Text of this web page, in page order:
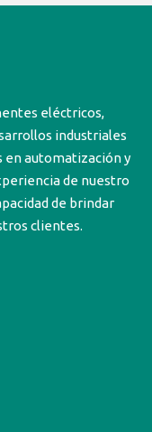
eléctricos,
industriales
en automatización y
de nuestro
de brindar
clientes.